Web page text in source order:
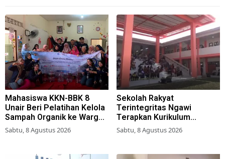
Mahasiswa KKN-BBK 8
Unair Beri Pelatihan Kelola
Sampah Organik ke Warga
Simokerto Surabaya
Sabtu, 8 Agustus 2026
Sekolah Rakyat
Terintegritas Ngawi
Terapkan Kurikulum
Berbasis Asrama
Sabtu, 8 Agustus 2026